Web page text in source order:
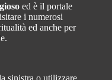
ed è il portale
i numerosi
ed anche per
sinistra o utilizzare